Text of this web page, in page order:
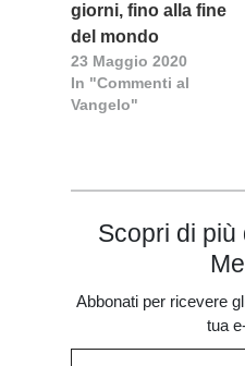
giorni, fino alla fine
del mondo
23 Maggio 2020
In "Commenti al
Vangelo"
Scopri di più
Abbonati per ricevere
tua
Digita la tua e-mail...